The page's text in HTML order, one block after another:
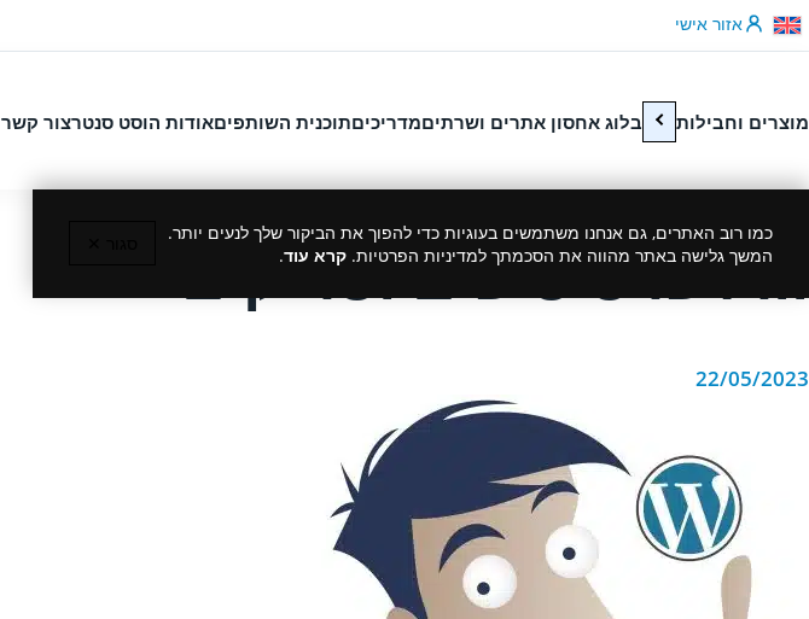
דלג לתוכןאזור אישי
מוצרים וחבילות בלוג אחסון אתרים ושרתיםמדריכיםתוכנית השותפיםאודות הוסט סנטרצור קשר
כמו רוב האתרים, גם אנחנו משתמשים בעוגיות כדי להפוך את הביקור שלך לנעים יותר.
המשך גלישה באתר מהווה את הסכמתך למדיניות הפרטיות. קרא עוד.
וורדפרס טיפים וטריקים
22/05/2023